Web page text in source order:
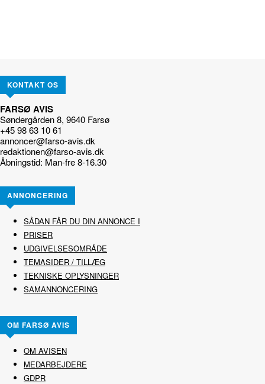
KONTAKT OS
FARSØ AVIS
Søndergården 8, 9640 Farsø
+45 98 63 10 61
annoncer@farso-avis.dk
redaktionen@farso-avis.dk
Åbningstid: Man-fre 8-16.30
ANNONCERING
SÅDAN FÅR DU DIN ANNONCE I
PRISER
UDGIVELSESOMRÅDE
TEMASIDER / TILLÆG
TEKNISKE OPLYSNINGER
SAMANNONCERING
OM FARSØ AVIS
OM AVISEN
MEDARBEJDERE
GDPR